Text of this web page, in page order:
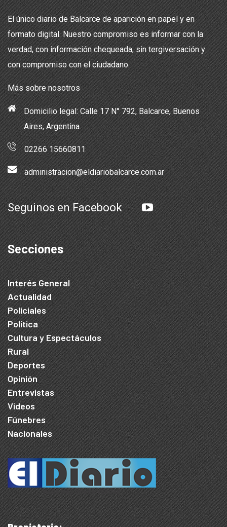
El único diario de Balcarce de aparición en papel y en
formato digital. Nuestro compromiso es informar con la
verdad, con información chequeada, sin tergiversación y
con compromiso con el ciudadano.
Más sobre nosotros
Domicilio legal: Calle 17 N° 792, Balcarce, Buenos
Aires, Argentina
02266 15660811
administracion@eldiariobalcarce.com.ar
Seguinos en Facebook
Secciones
Interés General
Actualidad
Policiales
Política
Cultura y Espectáculos
Rural
Deportes
Opinión
Entrevistas
Videos
Fúnebres
Nacionales